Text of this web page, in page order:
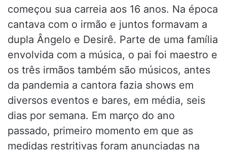
começou sua carreia aos 16 anos. Na época
cantava com o irmão e juntos formavam a
dupla Ângelo e Desirê. Parte de uma família
envolvida com a música, o pai foi maestro e
os três irmãos também são músicos, antes
da pandemia a cantora fazia shows em
diversos eventos e bares, em média, seis
dias por semana. Em março do ano
passado, primeiro momento em que as
medidas restritivas foram anunciadas na